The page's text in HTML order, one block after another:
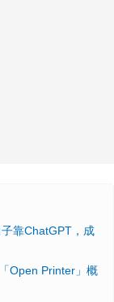
靠ChatGPT，成
Open Printer」概